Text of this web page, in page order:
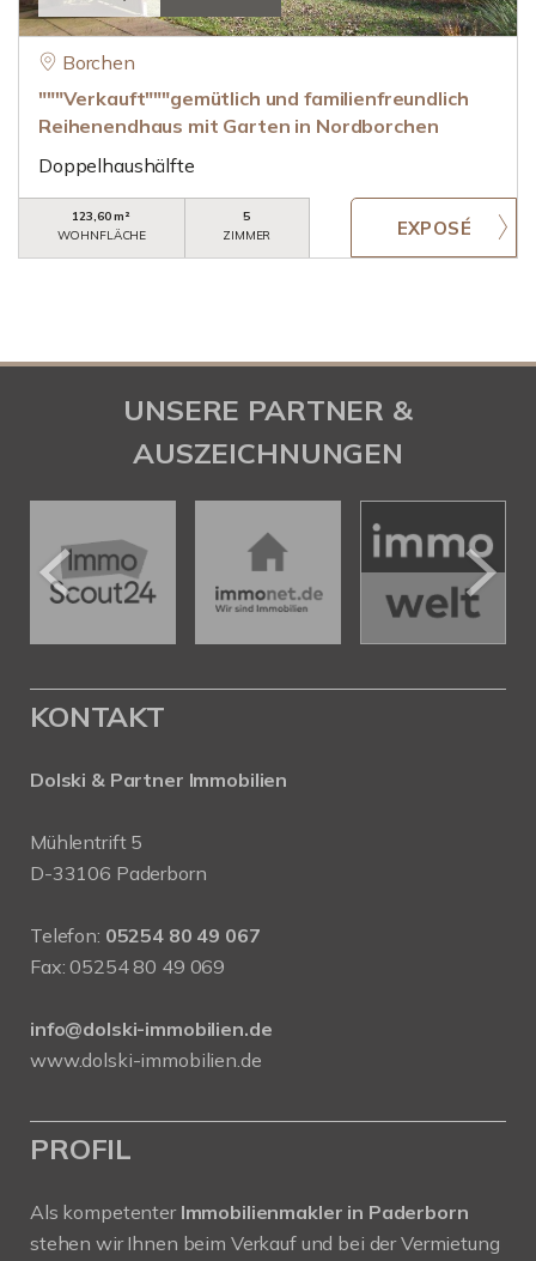
Borchen
"""Verkauft"""gemütlich und familienfreundlich
Reihenendhaus mit Garten in Nordborchen
Doppelhaushälfte
123,60 m²
WOHNFLÄCHE
5
ZIMMER
UNSERE PARTNER &
AUSZEICHNUNGEN
KONTAKT
Dolski & Partner Immobilien
Mühlentrift 5
D-33106 Paderborn
Telefon: 05254 80 49 067
Fax: 05254 80 49 069
info@dolski-immobilien.de
www.dolski-immobilien.de
PROFIL
Als kompetenter Immobilienmakler in Paderborn
stehen wir Ihnen beim Verkauf und bei der Vermietung